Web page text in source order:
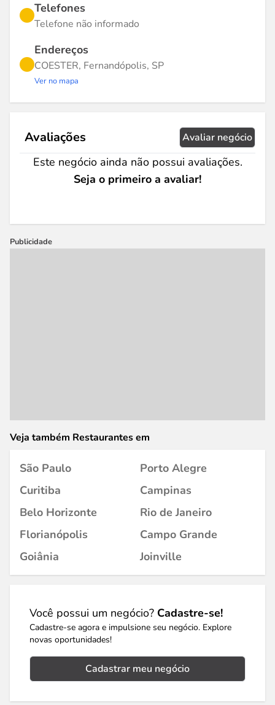
Telefones
Telefone não informado
Endereços
COESTER, Fernandópolis, SP
Ver no mapa
Avaliações Avaliar negócio
Este negócio ainda não possui avaliações.
Seja o primeiro a avaliar!
Publicidade
Veja também Restaurantes em
São Paulo
Porto Alegre
Curitiba
Campinas
Belo Horizonte
Rio de Janeiro
Florianópolis
Campo Grande
Goiânia
Joinville
Você possui um negócio? Cadastre-se!
Cadastre-se agora e impulsione seu negócio. Explore
novas oportunidades!
Cadastrar meu negócio